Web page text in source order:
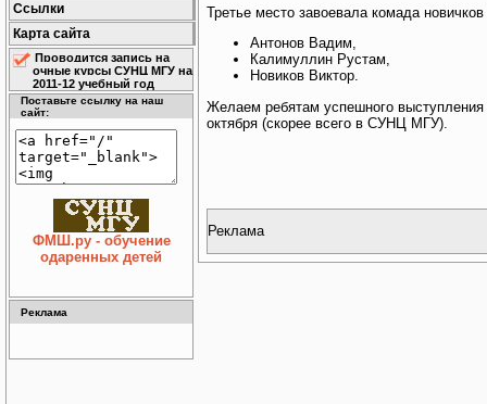
Ссылки
Карта сайта
Проводится запись на
очные курсы СУНЦ МГУ на
2011-12 учебный год
Поставьте ссылку на наш
сайт:
ФМШ.ру - обучение
одаренных детей
Реклама
Третье место завоевала комада
Антонов Вадим,
Калимуллин Рустам,
Новиков Виктор.
Желаем ребятам успешного выступления
октября (скорее всего в СУНЦ МГУ).
Реклама